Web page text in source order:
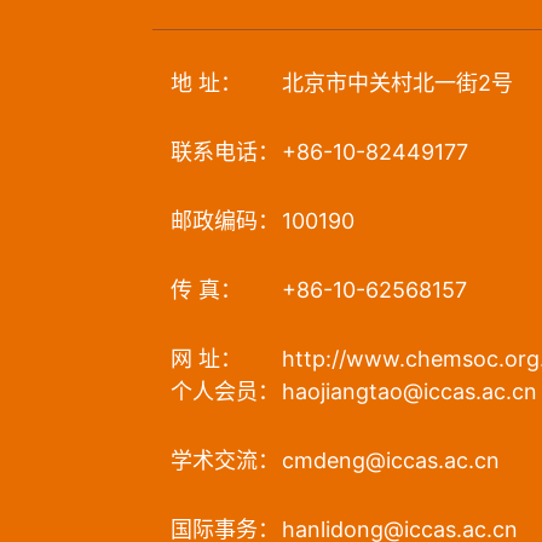
地 址： 北京市中关村北一街2号
联系电话： +86-10-82449177
邮政编码： 100190
传 真： +86-10-62568157
网 址：
http://
个人会员：
haojiangtao@iccas.ac.cn
学术交流： cmdeng@iccas.ac.cn
国际事务： hanlidong@iccas.ac.cn